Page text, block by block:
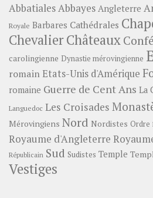
Abbatiales Abbayes Angleterre
Royale Barbares Cathédrales
ChevalierChâteaux
carolingienne Dynastie mérovingienne
romainEtats-Unis d'Amérique
romaine Guerre de Cent Ans La
Languedoc Les Croisades
Mérovingiens Nord Nordistes Ordre
Royaume d'Angleterre
Républicain Sud Sudistes Temple
Vestiges